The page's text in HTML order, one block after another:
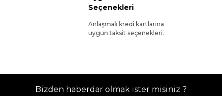
Seçenekleri
Anlaşmalı kredi kartlarına
uygun taksit seçenekleri.
Bizden haberdar olmak ister misiniz ?